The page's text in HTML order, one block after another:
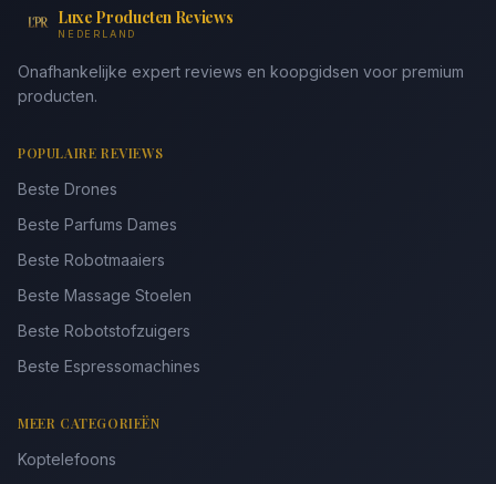
Luxe Producten Reviews
NEDERLAND
Onafhankelijke expert reviews en koopgidsen voor premium
producten.
POPULAIRE REVIEWS
Beste Drones
Beste Parfums Dames
Beste Robotmaaiers
Beste Massage Stoelen
Beste Robotstofzuigers
Beste Espressomachines
MEER CATEGORIEËN
Koptelefoons